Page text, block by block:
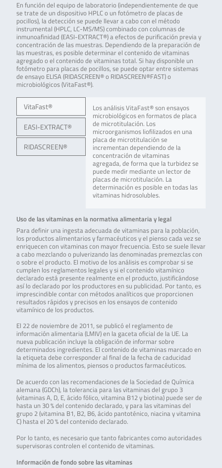
En función del equipo de laboratorio (independientemente de que
se trate de un dispositivo HPLC o un fotómetro de placas de
pocillos), la detección se puede llevar a cabo con el método
instrumental (HPLC, LC-MS/MS) combinado con columnas de
inmunoafinidad (EASI-EXTRACT®) a efectos de purificación previa y
concentración de las muestras. Dependiendo de la preparación de
las muestras, es posible determinar el contenido de vitaminas
agregado o el contenido de vitaminas total. Si hay disponible un
fotómetro para placas de pocillos, se puede optar entre sistemas
de ensayo ELISA (RIDASCREEN® o RIDASCREEN®FAST) o
microbiológicos (VitaFast®).
VitaFast®
EASI-EXTRACT®
RIDASCREEN®
Los análisis VitaFast® son ensayos
microbiológicos en formatos de placa
de microtitulación. Los
microorganismos liofilizados en una
placa de microtitulación se
incrementan dependiendo de la
concentración de vitaminas
agregada, de forma que la turbidez se
puede medir mediante un lector de
placas de microtitulación. La
determinación es posible en todas las
vitaminas hidrosolubles.
Uso de las vitaminas en la normativa alimentaria y legal
Para definir una ingesta adecuada de vitaminas para la población,
los productos alimentarios y farmacéuticos y el pienso cada vez se
enriquecen con vitaminas con mayor frecuencia. Esto se suele llevar
a cabo mezclando o pulverizando las denominadas premezclas con
o sobre el producto. El motivo de los análisis es comprobar si se
cumplen los reglamentos legales y si el contenido vitamínico
declarado está presente realmente en el producto, justificándose
así lo declarado por los productores en su publicidad. Por tanto, es
imprescindible contar con métodos analíticos que proporcionen
resultados rápidos y precisos en los ensayos de contenido
vitamínico de los productos.
El 22 de noviembre de 2011, se publicó el reglamento de
información alimentaria (LMIV) en la gaceta oficial de la UE. La
nueva publicación incluye la obligación de informar sobre
determinados ingredientes. El contenido de vitaminas marcado en
la etiqueta debe corresponder al final de la fecha de caducidad
mínima de los alimentos, piensos o productos farmacéuticos.
De acuerdo con las recomendaciones de la Sociedad de Química
alemana (GDCh), la tolerancia para las vitaminas del grupo 3
(vitaminas A, D, E, ácido fólico, vitamina B12 y biotina) puede ser de
hasta un 30 % del contenido declarado, y para las vitaminas del
grupo 2 (vitamina B1, B2, B6, ácido pantoténico, niacina y vitamina
C) hasta el 20 % del contenido declarado.
Por lo tanto, es necesario que tanto fabricantes como autoridades
supervisoras controlen el contenido de vitaminas.
Información de fondo sobre las vitaminas